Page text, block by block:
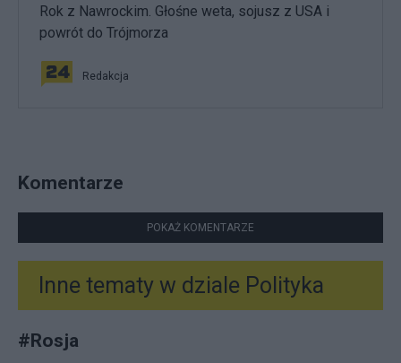
Rok z Nawrockim. Głośne weta, sojusz z USA i
powrót do Trójmorza
Redakcja
Komentarze
POKAŻ KOMENTARZE
Inne tematy w dziale Polityka
#Rosja